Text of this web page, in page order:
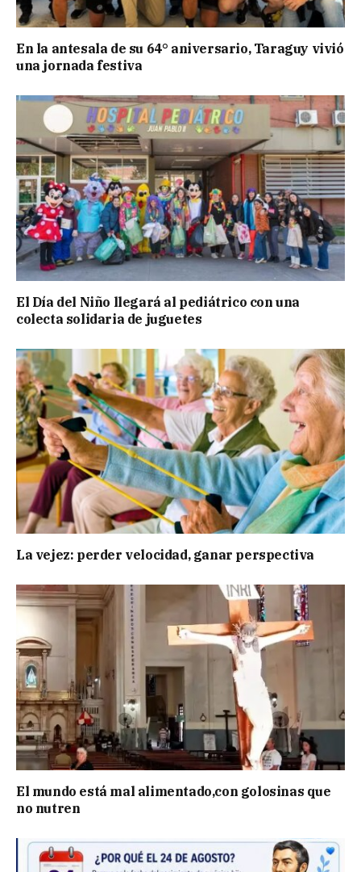
En la antesala de su 64° aniversario, Taraguy vivió
una jornada festiva
El Día del Niño llegará al pediátrico con una
colecta solidaria de juguetes
La vejez: perder velocidad, ganar perspectiva
El mundo está mal alimentado,con golosinas que
no nutren